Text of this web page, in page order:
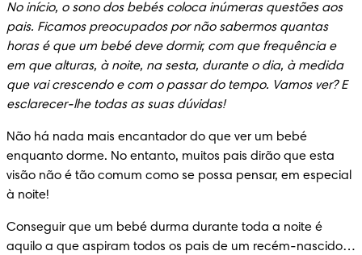
No início, o sono dos bebés coloca inúmeras questões aos
pais. Ficamos preocupados por não sabermos quantas
horas é que um bebé deve dormir, com que frequência e
em que alturas, à noite, na sesta, durante o dia, à medida
que vai crescendo e com o passar do tempo. Vamos ver? E
esclarecer-lhe todas as suas dúvidas!
Não há nada mais encantador do que ver um bebé
enquanto dorme. No entanto, muitos pais dirão que esta
visão não é tão comum como se possa pensar, em especial
à noite!
Conseguir que um bebé durma durante toda a noite é
aquilo a que aspiram todos os pais de um recém-nascido…